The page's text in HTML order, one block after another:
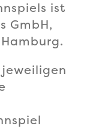
ist
GmbH,